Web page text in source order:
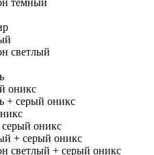
темный
светлый
+ серый оникс
оникс
светлый + серый оникс